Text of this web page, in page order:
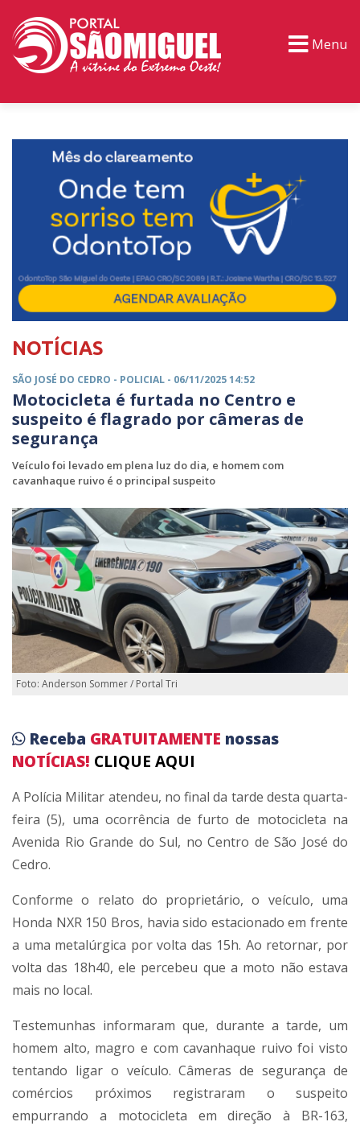
Menu
NOTÍCIAS
SÃO JOSÉ DO CEDRO - POLICIAL - 06/11/2025 14:52
Motocicleta é furtada no Centro e
suspeito é flagrado por câmeras de
segurança
Veículo foi levado em plena luz do dia, e homem com
cavanhaque ruivo é o principal suspeito
Foto: Anderson Sommer / Portal Tri
Receba GRATUITAMENTE nossas
NOTÍCIAS! CLIQUE AQUI
A Polícia Militar atendeu, no final da tarde desta quarta-
feira (5), uma ocorrência de furto de motocicleta na
Avenida Rio Grande do Sul, no Centro de São José do
Cedro.
Conforme o relato do proprietário, o veículo, uma
Honda NXR 150 Bros, havia sido estacionado em frente
a uma metalúrgica por volta das 15h. Ao retornar, por
volta das 18h40, ele percebeu que a moto não estava
mais no local.
Testemunhas informaram que, durante a tarde, um
homem alto, magro e com cavanhaque ruivo foi visto
tentando ligar o veículo. Câmeras de segurança de
comércios próximos registraram o suspeito
empurrando a motocicleta em direção à BR-163,